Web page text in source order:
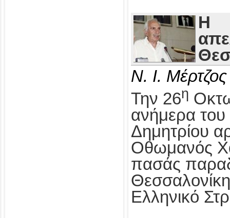
Η
Ν. Ι. Μέρτζος
Την 26η
ανήμερα του
Δημητρίου
Οθωμανός
πασάς
Ελληνικό